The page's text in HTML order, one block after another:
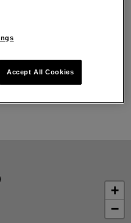
+
−
Accept All Cookies